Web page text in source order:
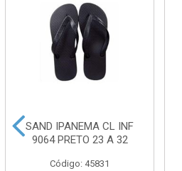
SAND IPANEMA CL INF
9064 PRETO 23 A 32
Código: 45831